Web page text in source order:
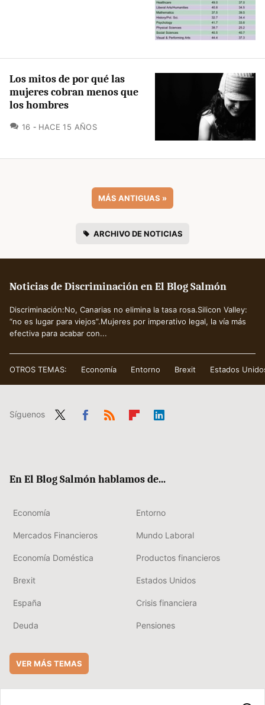
Los mitos de por qué las
mujeres cobran menos que
los hombres
16 COMENTARIOS
HACE 15 AÑOS
MÁS ANTIGUAS »
ARCHIVO DE NOTICIAS
Noticias de Discriminación en El Blog Salmón
Discriminación:No, Canarias no elimina la tasa rosa.Silicon Valley:
“no es lugar para viejos”.Mujeres por imperativo legal, la vía más
efectiva para acabar con...
OTROS TEMAS: Economía Entorno Brexit Estados
Síguenos
En El Blog Salmón hablamos de...
Economía Entorno
Mercados Financieros Mundo Laboral
Economía Doméstica Productos financieros
Brexit Estados Unidos
España Crisis financiera
Deuda Pensiones
VER MÁS TEMAS